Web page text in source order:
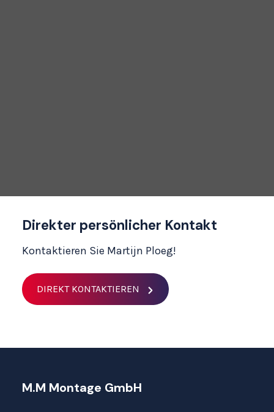
Direkter persönlicher Kontakt
Kontaktieren Sie Martijn Ploeg!
DIREKT KONTAKTIEREN
M.M Montage GmbH